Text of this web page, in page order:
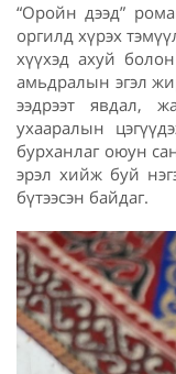
“Оройн дээд”
оргилд хүрэх
хүүхэд ахуй
амьдралын эгэл
ээдрээт явдал,
ухааралын
бурханлаг оюун
эрэл хийж буй
бүтээсэн байдаг.